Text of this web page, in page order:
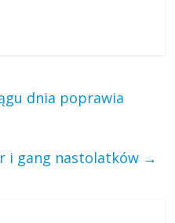
dnia poprawia
i gang nastolatków →